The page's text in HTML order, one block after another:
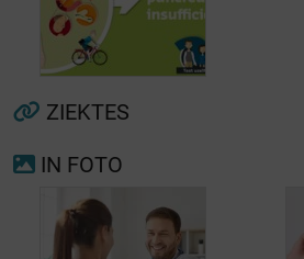
Voorkamerfibrillatie
Exocriene pancreas-
insufficiëntie
ZIEKTES
IN FOTO